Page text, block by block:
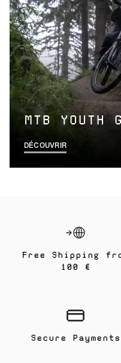
MTB YOUTH
DÉCOUVRIR
Free Shipping
100 €
Secure Payments